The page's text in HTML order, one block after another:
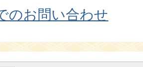
のお問い合わせ